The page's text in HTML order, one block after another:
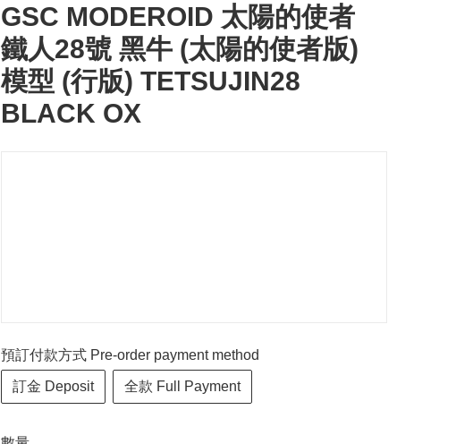
GSC MODEROID 太陽的使者
鐵人28號 黑牛 (太陽的使者版)
模型 (行版) TETSUJIN28
BLACK OX
預訂付款方式 Pre-order payment method
訂金 Deposit 全款 Full Payment